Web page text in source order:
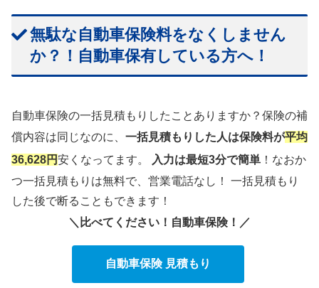
無駄な自動車保険料をなくしません
か？！自動車保有している方へ！
自動車保険の一括見積もりしたことありますか？保険の補
償内容は同じなのに、 一括見積もりした人は保険料が平均
36,628円安くなってます。 入力は最短3分で簡単 ！なおか
つ一括見積もりは無料で、営業電話なし！ 一括見積もり
した後で断ることもできます！
＼比べてください！自動車保険！／
自動車保険 見積もり